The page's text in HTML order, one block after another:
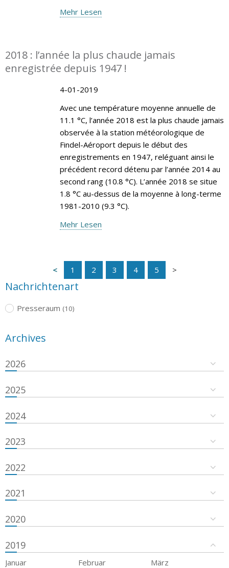
Mehr Lesen
2018 : l’année la plus chaude jamais
enregistrée depuis 1947 !
4-01-2019
Avec une température moyenne annuelle de
11.1 °C, l’année 2018 est la plus chaude jamais
observée à la station météorologique de
Findel-Aéroport depuis le début des
enregistrements en 1947, reléguant ainsi le
précédent record détenu par l’année 2014 au
second rang (10.8 °C). L’année 2018 se situe
1.8 °C au-dessus de la moyenne à long-terme
1981-2010 (9.3 °C).
Mehr Lesen
1 2 3 4 5
Nachrichtenart
Presseraum (10)
Archives
2026
2025
2024
2023
2022
2021
2020
2019
Januar Februar
März